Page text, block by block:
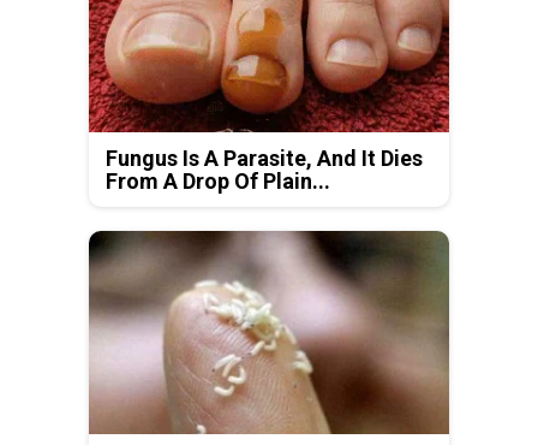
Fungus Is A Parasite, And It Dies
From A Drop Of Plain...